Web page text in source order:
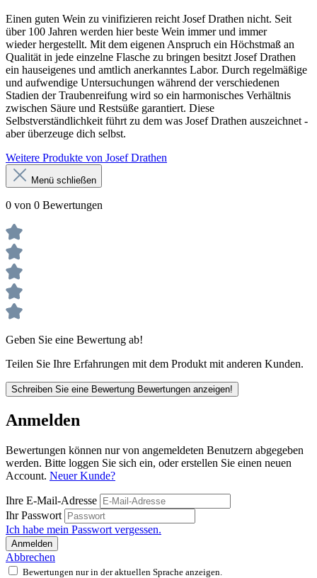
Einen guten Wein zu vinifizieren reicht Josef Drathen nicht. Seit
über 100 Jahren werden hier beste Wein immer und immer
wieder hergestellt. Mit dem eigenen Anspruch ein Höchstmaß an
Qualität in jede einzelne Flasche zu bringen besitzt Josef Drathen
ein hauseigenes und amtlich anerkanntes Labor. Durch regelmäßige
und aufwendige Untersuchungen während der verschiedenen
Stadien der Traubenreifung wird so ein harmonisches Verhältnis
zwischen Säure und Restsüße garantiert. Diese
Selbstverständlichkeit führt zu dem was Josef Drathen auszeichnet -
aber überzeuge dich selbst.
Weitere Produkte von Josef Drathen
Menü schließen
0 von 0 Bewertungen
Geben Sie eine Bewertung ab!
Teilen Sie Ihre Erfahrungen mit dem Produkt mit anderen Kunden.
Schreiben Sie eine Bewertung Bewertungen anzeigen!
Anmelden
Bewertungen können nur von angemeldeten Benutzern abgegeben
werden. Bitte loggen Sie sich ein, oder erstellen Sie einen neuen
Account. Neuer Kunde?
Ihre E-Mail-Adresse
Ihr Passwort
Ich habe mein Passwort vergessen.
Anmelden
Abbrechen
Bewertungen nur in der aktuellen Sprache anzeigen.